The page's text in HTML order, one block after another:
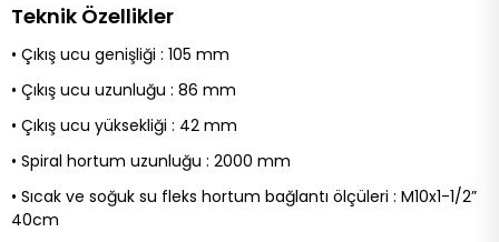
Teknik Özellikler
• Çıkış ucu genişliği : 105 mm
• Çıkış ucu uzunluğu : 86 mm
• Çıkış ucu yüksekliği : 42 mm
• Spiral hortum uzunluğu : 2000 mm
• Sıcak ve soğuk su fleks hortum bağlantı ölçüleri : M10x1-1/2”
40cm